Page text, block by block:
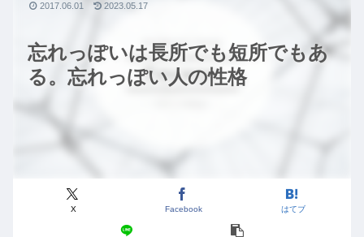
忘れっぽいは長所でも短所でもあ
る。忘れっぽい人の性格
X Facebook はてブ
2017.06.01 2023.05.17